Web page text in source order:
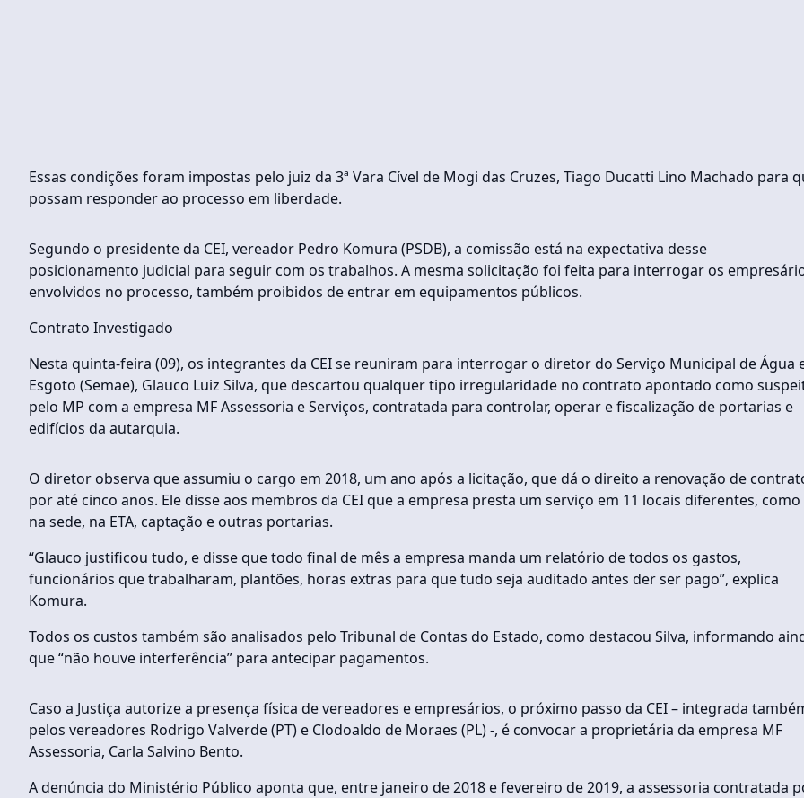
Essas condições foram impostas pelo juiz da 3ª Vara Cível de Mogi das Cruzes, Tiago Ducatti Lino Machado para
possam responder ao processo em liberdade.
Segundo o presidente da CEI, vereador Pedro Komura (PSDB), a comissão está na expectativa desse
posicionamento judicial para seguir com os trabalhos. A mesma solicitação foi feita para interrogar os
envolvidos no processo, também proibidos de entrar em equipamentos públicos.
Contrato Investigado
Nesta quinta-feira (09), os integrantes da CEI se reuniram para interrogar o diretor do Serviço Municipal de Água
Esgoto (Semae), Glauco Luiz Silva, que descartou qualquer tipo irregularidade no contrato apontado como
pelo MP com a empresa MF Assessoria e Serviços, contratada para controlar, operar e fiscalização de portarias e
edifícios da autarquia.
O diretor observa que assumiu o cargo em 2018, um ano após a licitação, que dá o direito a renovação de
por até cinco anos. Ele disse aos membros da CEI que a empresa presta um serviço em 11 locais diferentes, como
na sede, na ETA, captação e outras portarias.
“Glauco justificou tudo, e disse que todo final de mês a empresa manda um relatório de todos os gastos,
funcionários que trabalharam, plantões, horas extras para que tudo seja auditado antes der ser pago”, explica
Komura.
Todos os custos também são analisados pelo Tribunal de Contas do Estado, como destacou Silva, informando
que “não houve interferência” para antecipar pagamentos.
Caso a Justiça autorize a presença física de vereadores e empresários, o próximo passo da CEI – integrada
pelos vereadores Rodrigo Valverde (PT) e Clodoaldo de Moraes (PL) -, é convocar a proprietária da empresa MF
Assessoria, Carla Salvino Bento.
A denúncia do Ministério Público aponta que, entre janeiro de 2018 e fevereiro de 2019, a assessoria contratada